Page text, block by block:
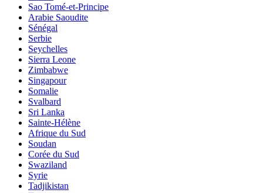
Sao Tomé-et-Principe
Arabie Saoudite
Sénégal
Serbie
Seychelles
Sierra Leone
Zimbabwe
Singapour
Somalie
Svalbard
Sri Lanka
Sainte-Hélène
Afrique du Sud
Soudan
Corée du Sud
Swaziland
Syrie
Tadjikistan